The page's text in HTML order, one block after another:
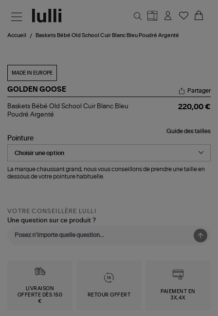
Accueil Baskets Bébé Old School Cuir Blanc Bleu Poudré Argenté
MADE IN EUROPE
GOLDEN GOOSE
Baskets
Bébé
Cuir
Blanc
Bleu
Argenté
Partager
Baskets Bébé Old School Cuir Blanc Bleu
Poudré Argenté
220,00 €
Guide des tailles
Pointure
La marque chaussant grand, nous vous conseillons de prendre une taille en
dessous de votre pointure habituelle.
VOTRE CONSEILLÈRE LULLI
Une question sur ce produit ?
LIVRAISON
OFFERTE DÈS 150
€
RETOUR OFFERT
PAIEMENT EN
3X,4X